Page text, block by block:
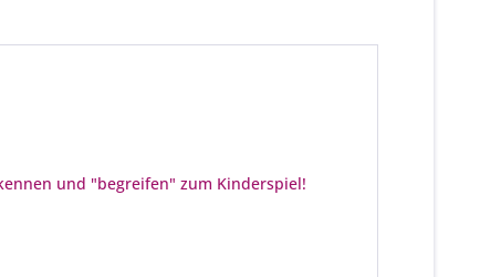
und "begreifen" zum Kinderspiel!